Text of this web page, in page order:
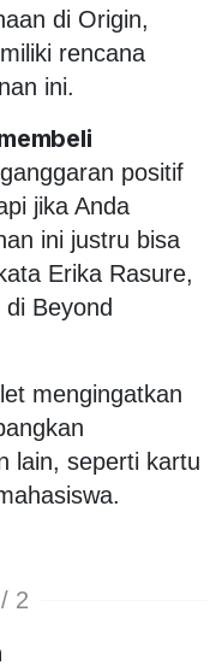
di Origin,
rencana
ini.
positif
jika Anda
ini justru bisa
Erika Rasure,
Beyond
mengingatkan
lain, seperti kartu
2